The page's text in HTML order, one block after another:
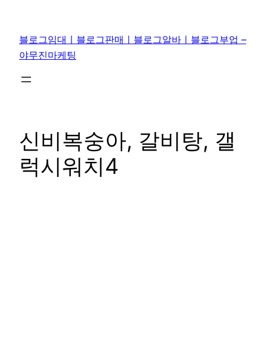
블로그임대ㅣ블로그판매ㅣ블로그알바ㅣ블로그부업 –
야무진마케팅
신비복숭아, 갈비탕, 갤
럭시워치4